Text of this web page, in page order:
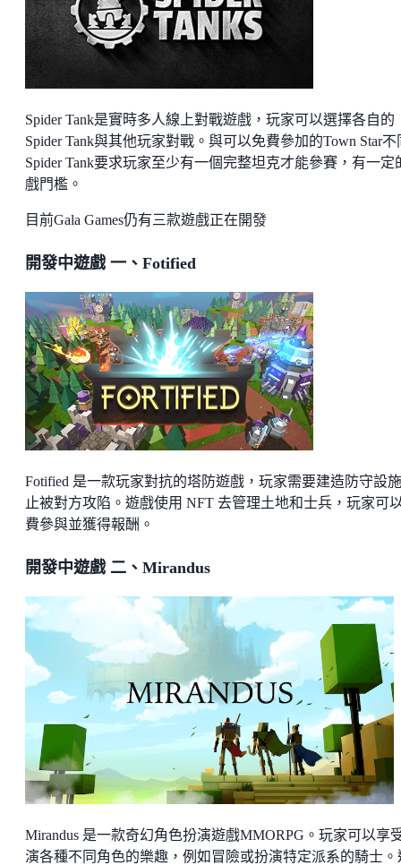
Spider Tank是實時多人線上對戰遊戲，玩家可以選擇各自的
Spider Tank與其他玩家對戰。與可以免費參加的Town Star不
Spider Tank要求玩家至少有一個完整坦克才能參賽，有一定
戲門檻。
目前Gala Games仍有三款遊戲正在開發
開發中遊戲 一、Fotified
Fotified 是一款玩家對抗的塔防遊戲，玩家需要建造防守設
止被對方攻陷。遊戲使用 NFT 去管理土地和士兵，玩家可
費參與並獲得報酬。
開發中遊戲 二、Mirandus
Mirandus 是一款奇幻角色扮演遊戲MMORPG。玩家可以享
演各種不同角色的樂趣，例如冒險或扮演特定派系的騎士。